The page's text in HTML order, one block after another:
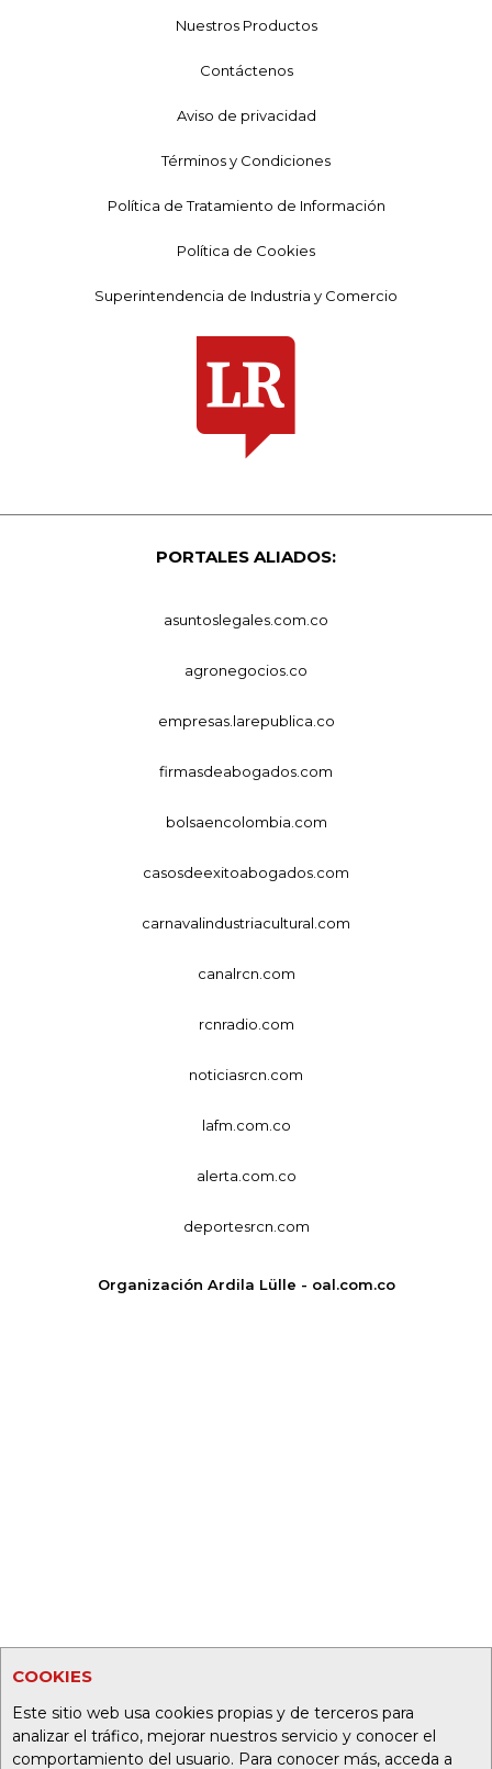
COOKIES
Este sitio web usa cookies propias y de terceros para
analizar el tráfico, mejorar nuestros servicio y conocer el
comportamiento del usuario. Para conocer más, acceda a
Nuestros Productos
Contáctenos
Aviso de privacidad
Términos y Condiciones
Política de Tratamiento de Información
Política de Cookies
Superintendencia de Industria y Comercio
PORTALES ALIADOS:
asuntoslegales.com.co
agronegocios.co
empresas.larepublica.co
firmasdeabogados.com
bolsaencolombia.com
casosdeexitoabogados.com
carnavalindustriacultural.com
canalrcn.com
rcnradio.com
noticiasrcn.com
lafm.com.co
alerta.com.co
deportesrcn.com
Organización Ardila Lülle - oal.com.co